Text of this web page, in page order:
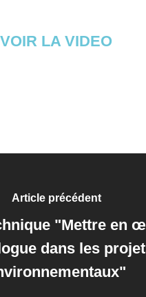
VOIR LA VIDEO
Article précédent
"Mettre en
dans les